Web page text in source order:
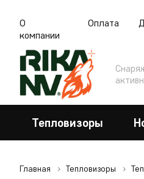
О
компании
Оплата
Тепловизоры
Главная Тепловизоры